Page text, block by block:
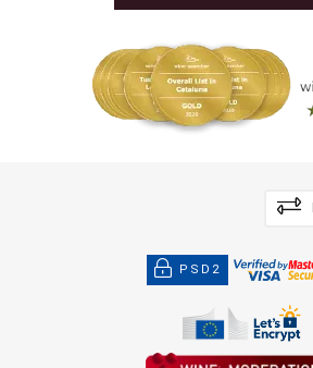
PSD2